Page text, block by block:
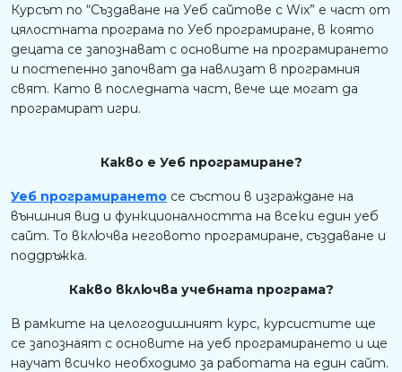
Курсът по “Създаване на Уеб сайтове с Wix” е част от
цялостната програма по Уеб програмиране, в която
децата се запознават с основите на програмирането
и постепенно започват да навлизат в програмния
свят. Като в последната част, вече ще могат да
програмират игри.
Какво е Уеб програмиране?
Уеб програмирането се състои в изграждане на
външния вид и функционалността на всеки един уеб
сайт. То включва неговото програмиране, създаване и
поддръжка.
Какво включва учебната програма?
В рамките на целогодишният курс, курсистите ще
се запознаят с основите на уеб програмирането и ще
научат всичко необходимо за работата на един сайт.